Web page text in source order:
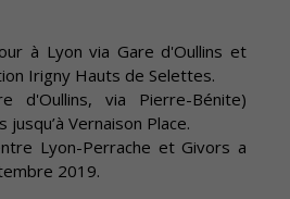
à Lyon via Gare d'Oullins et
Irigny Hauts de Selettes.
via Pierre-Bénite)
Vernaison Place.
Lyon-Perrache et Givors a
2019.